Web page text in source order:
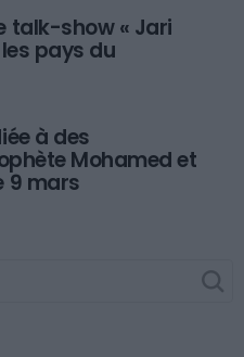
talk-show « Jari
pays du
à des
Mohamed et
9 mars